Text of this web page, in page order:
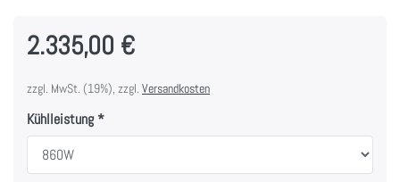
2.335,00 €
zzgl. MwSt. (19%), zzgl. Versandkosten
Kühlleistung